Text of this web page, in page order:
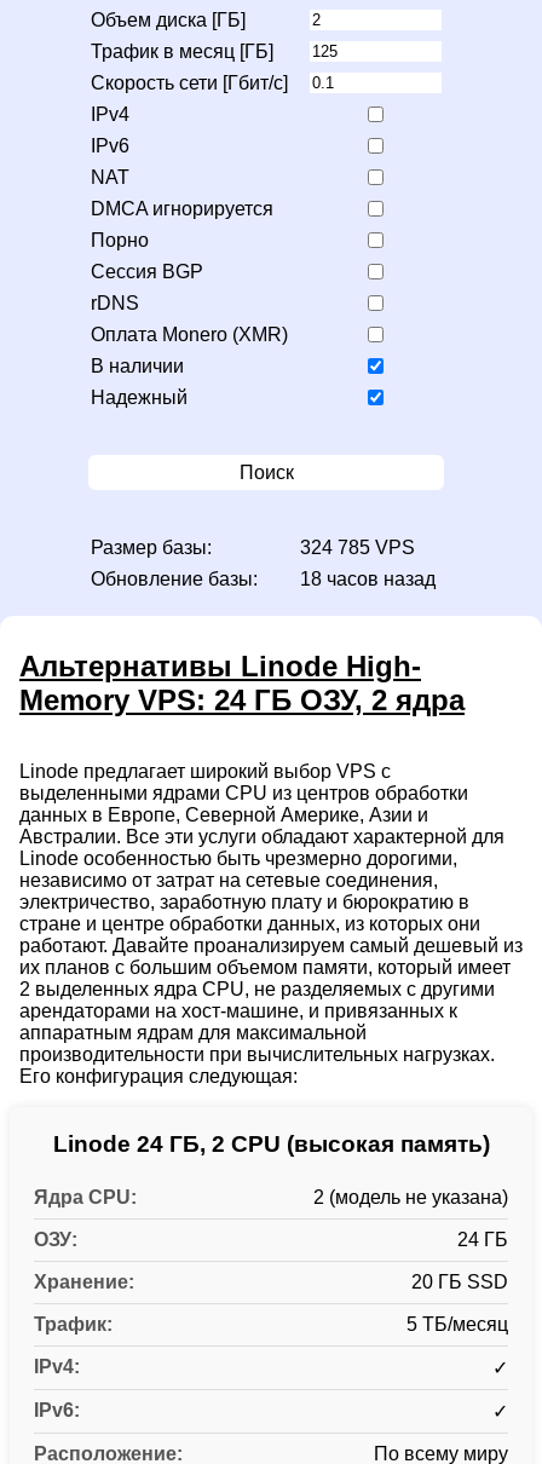
Объем диска [ГБ]
Трафик в месяц [ГБ]
Скорость сети [Гбит/с]
IPv4
IPv6
NAT
DMCA игнорируется
Порно
Сессия BGP
rDNS
Оплата Monero (XMR)
В наличии
Надежный
Поиск
Размер базы:
324 785 VPS
Обновление базы:
18 часов назад
Альтернативы Linode High-
Memory VPS: 24 ГБ ОЗУ, 2 ядра
Linode предлагает широкий выбор VPS с
выделенными ядрами CPU из центров обработки
данных в Европе, Северной Америке, Азии и
Австралии. Все эти услуги обладают характерной для
Linode особенностью быть чрезмерно дорогими,
независимо от затрат на сетевые соединения,
электричество, заработную плату и бюрократию в
стране и центре обработки данных, из которых они
работают. Давайте проанализируем самый дешевый из
их планов с большим объемом памяти, который имеет
2 выделенных ядра CPU, не разделяемых с другими
арендаторами на хост-машине, и привязанных к
аппаратным ядрам для максимальной
производительности при вычислительных нагрузках.
Его конфигурация следующая:
Linode 24 ГБ, 2 CPU (высокая память)
Ядра CPU: 2 (модель не указана)
ОЗУ: 24 ГБ
Хранение: 20 ГБ SSD
Трафик: 5 ТБ/месяц
IPv4: ✓
IPv6: ✓
Расположение: По всему миру